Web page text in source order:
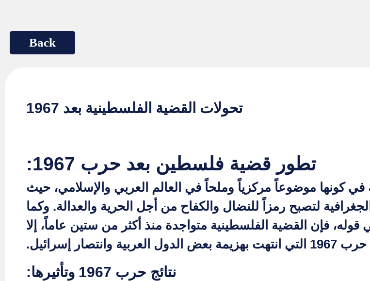
تحولات القضية الفلسطينية بعد 1967
تطور قضية فلسطين بعد حرب 1967:
في كونها موضوعاً مركزياً وملحاً في العالم العربي والإسلامي، حيث
لتصبح رمزاً للنضال والكفاح من أجل الحرية والعدالة. وكما
قوله، فإن القضية الفلسطينية متواجدة منذ أكثر من ستين عاماً، إلا
إسرائيل.
نتائج حرب 1967 وتأثيرها: